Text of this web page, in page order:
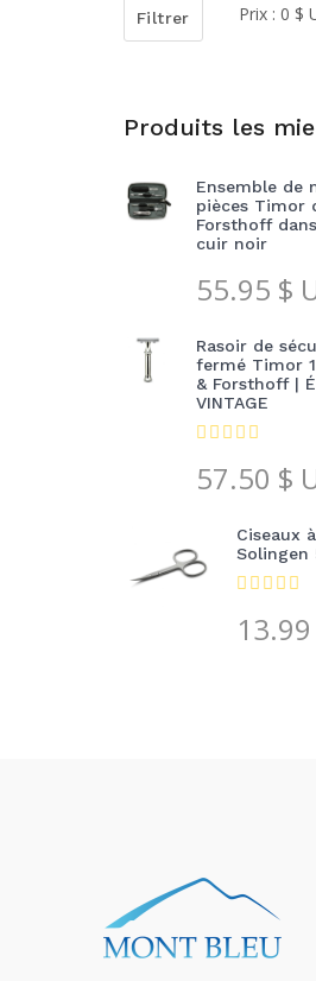
Filtrer Prix : 0 $
Produits les
Ensemble de
pièces Timor
Forsthoff
cuir noir
55.95 $
Rasoir de
fermé Timor
& Forsthoff |
VINTAGE
57.50 $
Ciseaux
Solingen
13.99